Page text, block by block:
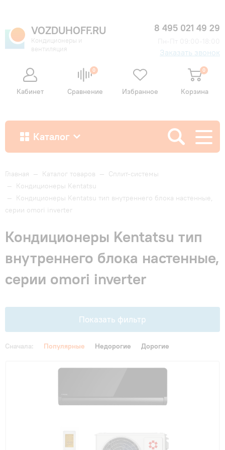
VOZDUHOFF.RU
Кондиционеры и
вентиляция
8 495 021 49 29
Заказать звонок
Кабинет
0
Сравнение Избранное
0
Корзина
Каталог
Как купить
Доставка и оплата
Гарантия и сервис
Монтаж
Акции
Главная — Каталог товаров — Сплит-системы
— Кондиционеры Kentatsu
— Кондиционеры Kentatsu тип внутреннего блока настенные,
серии omori inverter
Кондиционеры Kentatsu тип
внутреннего блока настенные,
серии omori inverter
Показать фильтр
Площадь, м2
Сначала: Популярные Недорогие Дорогие